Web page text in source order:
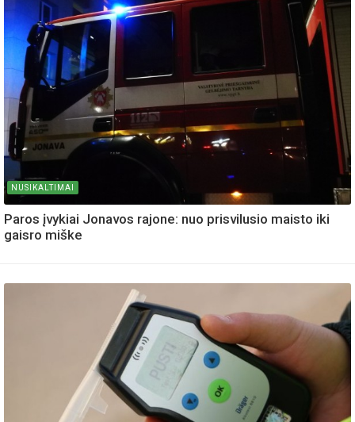
NUSIKALTIMAI
Paros įvykiai Jonavos rajone: nuo prisvilusio maisto iki
gaisro miške